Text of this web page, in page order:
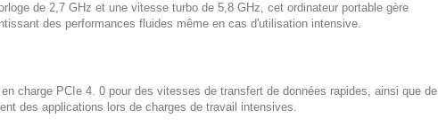
de 2,7 GHz et une vitesse turbo de 5,8 GHz, cet ordinateur portable gère
des performances fluides même en cas d'utilisation intensive.
charge PCIe 4. 0 pour des vitesses de transfert de données rapides, ainsi que de
des applications lors de charges de travail intensives.